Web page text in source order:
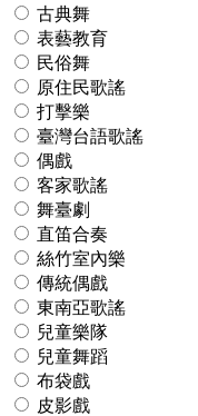
古典舞
表藝教育
民俗舞
原住民歌謠
打擊樂
臺灣台語歌謠
偶戲
客家歌謠
舞臺劇
直笛合奏
絲竹室內樂
傳統偶戲
東南亞歌謠
兒童樂隊
兒童舞蹈
布袋戲
皮影戲